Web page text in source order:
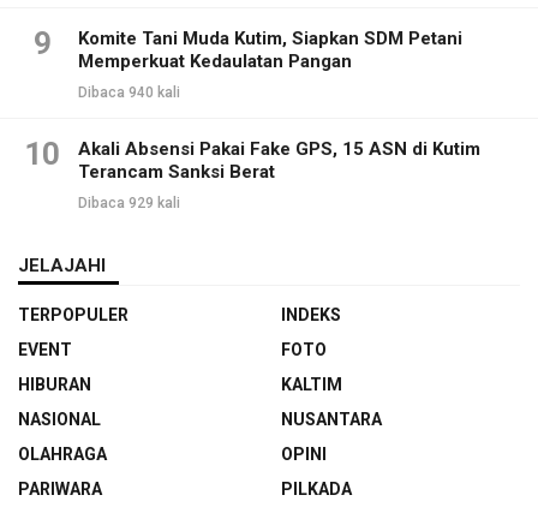
9
Komite Tani Muda Kutim, Siapkan SDM Petani
Memperkuat Kedaulatan Pangan
Dibaca 940 kali
10
Akali Absensi Pakai Fake GPS, 15 ASN di Kutim
Terancam Sanksi Berat
Dibaca 929 kali
JELAJAHI
TERPOPULER
INDEKS
EVENT
FOTO
HIBURAN
KALTIM
NASIONAL
NUSANTARA
OLAHRAGA
OPINI
PARIWARA
PILKADA